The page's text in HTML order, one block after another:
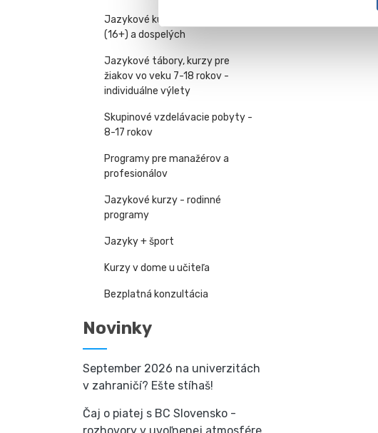
Jazykové kurzy pre mladých
(16+) a dospelých
Jazykové tábory, kurzy pre
žiakov vo veku 7-18 rokov -
individuálne výlety
Skupinové vzdelávacie pobyty -
8-17 rokov
Programy pre manažérov a
profesionálov
Jazykové kurzy - rodinné
programy
Jazyky + šport
Kurzy v dome u učiteľa
Bezplatná konzultácia
Novinky
September 2026 na univerzitách
v zahraničí? Ešte stíhaš!
Čaj o piatej s BC Slovensko -